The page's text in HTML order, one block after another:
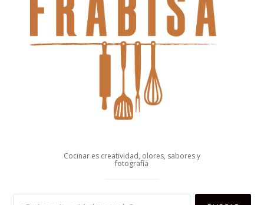
Cocinar es creatividad, olores, sabores y
fotografía